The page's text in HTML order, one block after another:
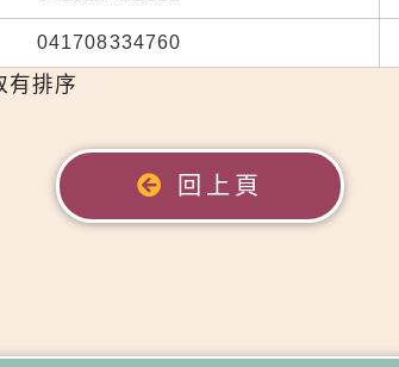
041708334760
有排序
回上頁